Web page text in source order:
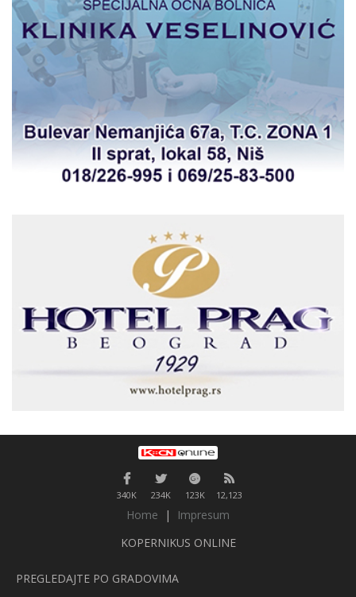
340K 234K 123K 12,123
Home |
Impresum
KOPERNIKUS ONLINE
PREGLEDAJTE PO GRADOVIMA